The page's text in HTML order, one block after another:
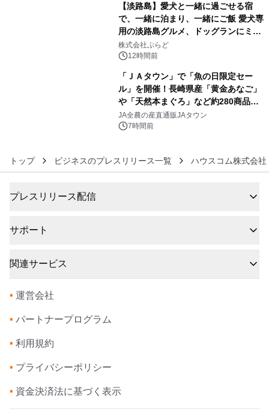
【淡路島】愛犬と一緒に過ごせる宿
で、一緒に泊まり、一緒にご飯 愛犬専
用の淡路島グルメ、ドッグランにミニ
プール グランピングとトレーラーハウ
スの2施設で
株式会社ぷらど
12時間前
「ＪＡタウン」で「魚の日限定セー
ル」を開催！長崎県産「黄金あなご」
や「天然本まぐろ」など約280商品を
販売！～毎月１０日の定例企画～
JA全農の産直通販JAタウン
7時間前
トップ ビジネスのプレスリリース一覧 ハウスコム株式会社
プレスリリース配信
サポート
関連サービス
• 運営会社
• パートナープログラム
• 利用規約
• プライバシーポリシー
• 資金決済法に基づく表示